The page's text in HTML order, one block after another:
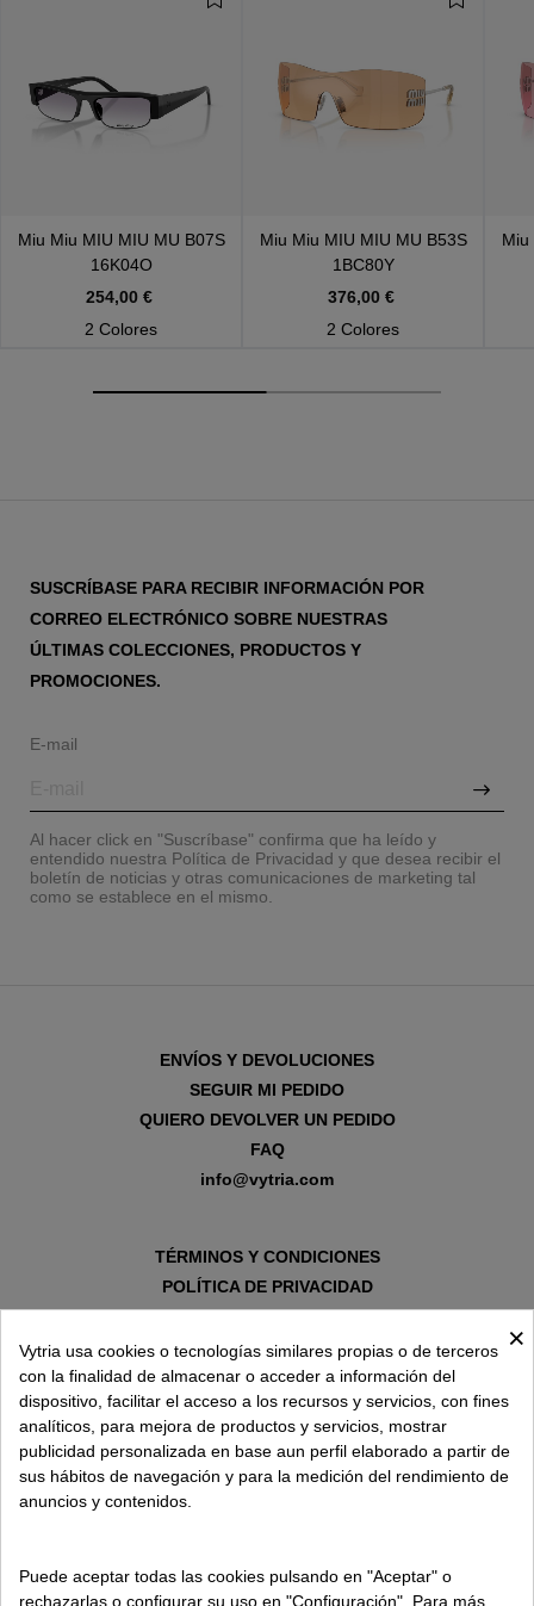
Miu Miu MIU MIU MU B07S
16K04O
254,00 €
2 Colores
Miu Miu MIU MIU MU B53S
1BC80Y
376,00 €
2 Colores
SUSCRÍBASE PARA RECIBIR INFORMACIÓN POR
CORREO ELECTRÓNICO SOBRE NUESTRAS
ÚLTIMAS COLECCIONES, PRODUCTOS Y
PROMOCIONES.
E-mail
Al hacer click en "Suscríbase" confirma que ha leído y
entendido nuestra Política de Privacidad y que desea recibir el
boletín de noticias y otras comunicaciones de marketing tal
como se establece en el mismo.
ENVÍOS Y DEVOLUCIONES
SEGUIR MI PEDIDO
QUIERO DEVOLVER UN PEDIDO
FAQ
info@vytria.com
TÉRMINOS Y CONDICIONES
POLÍTICA DE PRIVACIDAD
AVISO LEGAL
POLÍTICA DE COOKIES
SOBRE VYTRIA
×
Vytria usa cookies o tecnologías similares propias o de terceros
con la finalidad de almacenar o acceder a información del
dispositivo, facilitar el acceso a los recursos y servicios, con fines
analíticos, para mejora de productos y servicios, mostrar
publicidad personalizada en base aun perfil elaborado a partir de
sus hábitos de navegación y para la medición del rendimiento de
anuncios y contenidos.
Puede aceptar todas las cookies pulsando en "Aceptar" o
rechazarlas o configurar su uso en "Configuración". Para más